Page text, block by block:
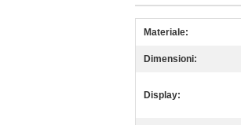
Materiale:
Dimensioni:
Display: